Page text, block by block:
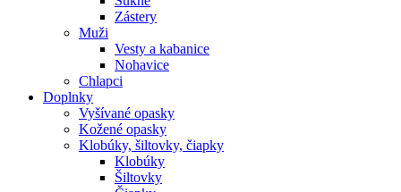
Zástery
Muži
Vesty a kabanice
Nohavice
Chlapci
Doplnky
Vyšívané opasky
Kožené opasky
Klobúky, šiltovky, čiapky
Klobúky
Šiltovky